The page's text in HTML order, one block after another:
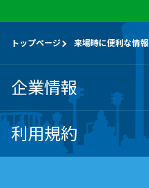
トップページ 来場時に便利な情報
企業情報
利用規約